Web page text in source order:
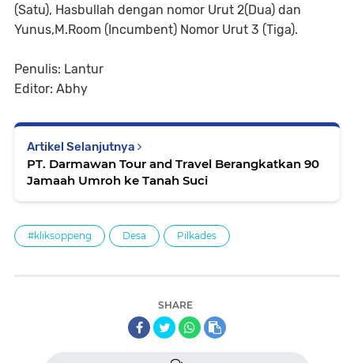
(Satu), Hasbullah dengan nomor Urut 2(Dua) dan
Yunus,M.Room (Incumbent) Nomor Urut 3 (Tiga).
Penulis: Lantur
Editor: Abhy
Artikel Selanjutnya
PT. Darmawan Tour and Travel Berangkatkan 90
Jamaah Umroh ke Tanah Suci
#kliksoppeng Desa Pilkades
SHARE